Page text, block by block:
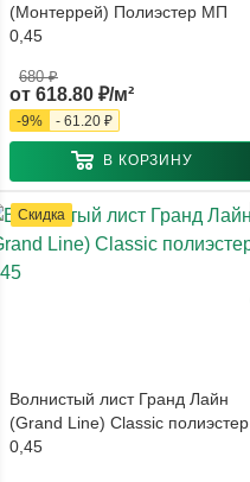
(Монтеррей) Полиэстер МП
0,45
от 618.80 ₽/м²
680 ₽
-9% - 61.20 ₽
В КОРЗИНУ
Скидка
Волнистый лист Гранд Лайн
(Grand Line) Classic полиэстер
0,45